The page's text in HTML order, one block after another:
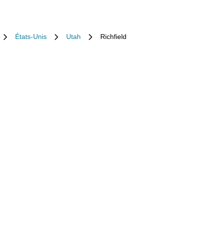
États-Unis Utah Richfield